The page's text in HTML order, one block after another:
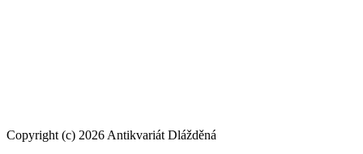
Copyright (c) 2026 Antikvariát Dlážděná